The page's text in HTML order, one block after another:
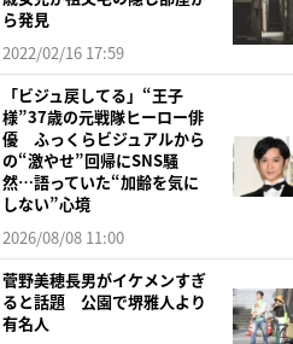
ら発見
2022/02/16 17:59
「ビジュ戻してる」“王子
様”37歳の元戦隊ヒーロー俳
優 ふっくらビジュアルから
の“激やせ”回帰にSNS騒
然…語っていた“加齢を気に
しない”心境
2026/08/08 11:00
菅野美穂長男がイケメンすぎ
ると話題 公園で堺雅人より
有名人